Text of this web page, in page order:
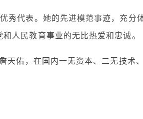
秀代表。她的先进模范事迹，充分
人民教育事业的无比热爱和忠诚。
佑，在国内一无资本、二无技术、